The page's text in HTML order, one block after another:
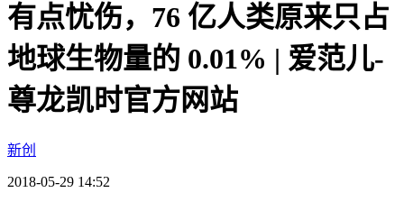
有点忧伤，76 亿人类原来只占
地球生物量的 0.01% | 爱范儿-
尊龙凯时官方网站
新创
2018-05-29 14:52